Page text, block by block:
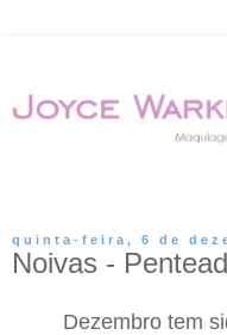
quinta-feira, 6 de
Noivas -
Dezembro tem